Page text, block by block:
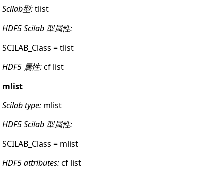
Scilab型:tlist
HDF5 Scilab 型属性:
SCILAB_Class = tlist
HDF5 属性:cf list
mlist
Scilab type: mlist
HDF5 Scilab 型属性:
SCILAB_Class = mlist
HDF5 attributes:cf list